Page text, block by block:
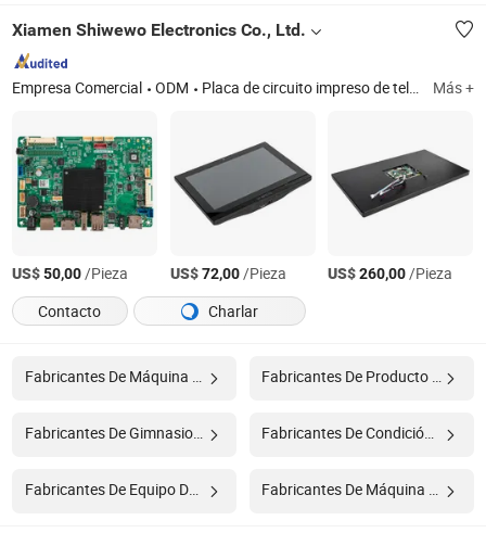
Xiamen Shiwewo Electronics Co., Ltd.
Empresa Comercial ODM Placa de circuito impreso de televisor Más +
US$50,00/Pieza US$72,00/Pieza US$260,00/Pieza
Contacto
Charlar
Fabricantes De Gimnasio Fitness Fabricantes De Condición Física
Fabricantes De Equipo De Fitness